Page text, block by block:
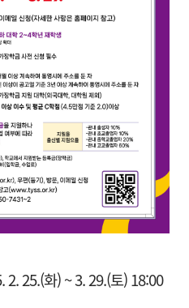
2. 25.(화) ~ 3. 29.(토) 18:00